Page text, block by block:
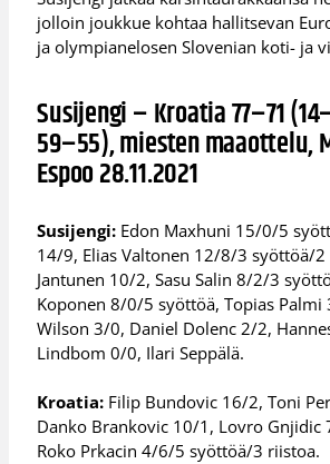
jolloin joukkue kohtaa hallitsevan
ja olympianelosen Slovenian koti- ja
Susijengi – Kroatia 77–71
59–55), miesten maaottelu,
Espoo 28.11.2021
Susijengi: Edon Maxhuni 15/0/5
14/9, Elias Valtonen 12/8/3 syöttöä/
Jantunen 10/2, Sasu Salin 8/2/3
Koponen 8/0/5 syöttöä, Topias Palmi
Wilson 3/0, Daniel Dolenc 2/2,
Lindbom 0/0, Ilari Seppälä.
Kroatia: Filip Bundovic 16/2, Toni
Danko Brankovic 10/1, Lovro Gnjidic
Roko Prkacin 4/6/5 syöttöä/3 riistoa.